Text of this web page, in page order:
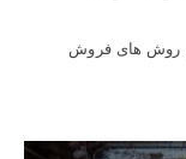
روش‌ های فروش